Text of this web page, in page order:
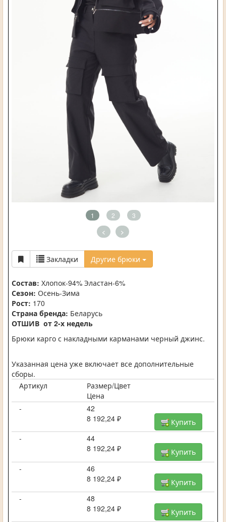
1 2 3
< >
Закладки Другие брюки
Состав: Хлопок-94% Эластан-6%
Сезон: Осень-Зима
Рост: 170
Страна бренда: Беларусь
ОТШИВ от 2-х недель
Брюки карго с накладными карманами черный джинс.
Указанная цена уже включает все дополнительные
сборы.
Артикул
Размер/Цвет
Цена
-
42
8 192,24 ₽
Купить
-
44
8 192,24 ₽
Купить
-
46
8 192,24 ₽
Купить
-
48
8 192,24 ₽
Купить